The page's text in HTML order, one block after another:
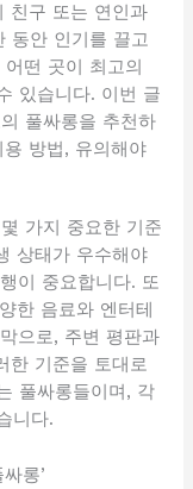
친구 또는 연인과
동안 인기를 끌고
떤 곳이 최고의
있습니다. 이번 글
풀싸롱을 추천하
방법, 유의해야
가지 중요한 기준
상태가 우수해야
이 중요합니다. 또
한 음료와 엔터테
으로, 주변 평판과
한 기준을 토대로
풀싸롱들이며, 각
니다.
롱’